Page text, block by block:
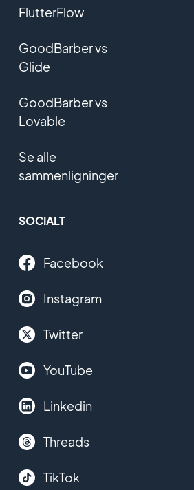
FlutterFlow
GoodBarber vs
Glide
GoodBarber vs
Lovable
Se alle
sammenligninger
SOCIALT
Facebook
Instagram
Twitter
YouTube
Linkedin
Threads
TikTok